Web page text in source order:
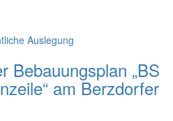
Auslegung
Bebauungsplan „BS
am Berzdorfer